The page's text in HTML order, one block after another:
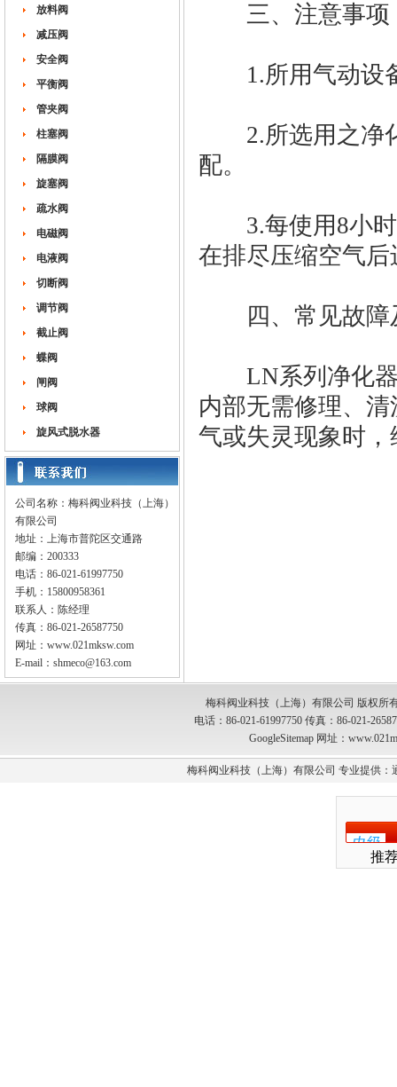
放料阀
减压阀
安全阀
平衡阀
管夹阀
柱塞阀
隔膜阀
旋塞阀
疏水阀
电磁阀
电液阀
切断阀
调节阀
截止阀
蝶阀
闸阀
球阀
旋风式脱水器
公司名称：梅科阀业科技（上海）
有限公司
地址：上海市普陀区交通路
邮编：200333
电话：86-021-61997750
手机：15800958361
联系人：陈经理
传真：86-021-26587750
网址： www.021mksw.com
E-mail： shmeco@163.com
三、注意事项
1.所用气动设备
2.所选用之净化
配。
3.每使用8小时
在排尽压缩空气后
四、常见故障
LN系列净化器
内部无需修理、
气或失灵现象时
梅科阀业科技（上海）有限公司 版权所
电话：86-021-61997750 传真：86-021-
GoogleSitemap 网址：
梅科阀业科技（上海）有限公司 专业提供
推